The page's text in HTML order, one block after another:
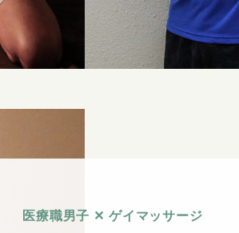
医療職男子 ✕ ゲイマッサージ